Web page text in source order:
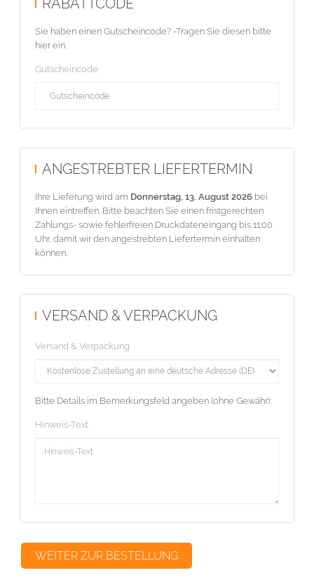
RABATTCODE
Sie haben einen Gutscheincode? -Tragen Sie diesen bitte
hier ein.
Gutscheincode
ANGESTREBTER LIEFERTERMIN
Ihre Lieferung wird am Donnerstag, 13. August 2026 bei
Ihnen eintreffen. Bitte beachten Sie einen fristgerechten
Zahlungs- sowie fehlerfreien Druckdateneingang bis 11:00
Uhr, damit wir den angestrebten Liefertermin einhalten
können.
VERSAND & VERPACKUNG
Versand & Verpackung
Bitte Details im Bemerkungsfeld angeben (ohne Gewähr):
Hinweis-Text